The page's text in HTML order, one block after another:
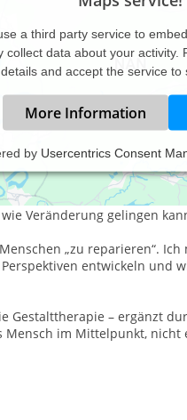
a third party service to
collect data about your activity.
details and accept the service to
More Information
by Usercentrics Consent
Coaching, weil sie spüren:
Veränderung gelingen
„zu reparieren“.
entwickeln und
Gestalttherapie – ergänzt
im Mittelpunkt, nicht